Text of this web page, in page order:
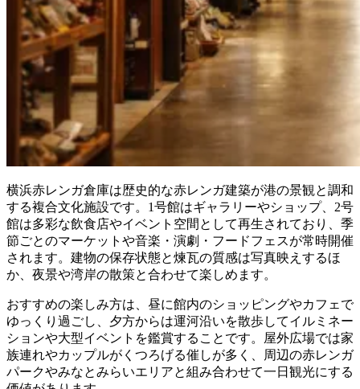
横浜赤レンガ倉庫は歴史的な赤レンガ建築が港の景観と調和
する複合文化施設です。1号館はギャラリーやショップ、2号
館は多彩な飲食店やイベント空間として再生されており、季
節ごとのマーケットや音楽・演劇・フードフェスが常時開催
されます。建物の保存状態と煉瓦の質感は写真映えするほ
か、夜景や湾岸の散策と合わせて楽しめます。
おすすめの楽しみ方は、昼に館内のショッピングやカフェで
ゆっくり過ごし、夕方からは運河沿いを散歩してイルミネー
ションや大型イベントを鑑賞することです。屋外広場では家
族連れやカップルがくつろげる催しが多く、周辺の赤レンガ
パークやみなとみらいエリアと組み合わせて一日観光にする